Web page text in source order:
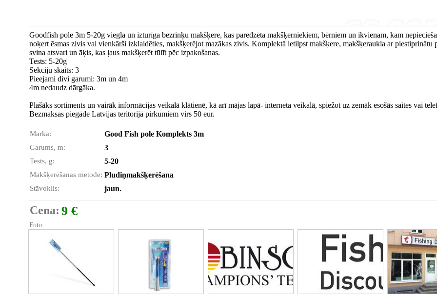
Goodfish pole 3m 5-20g viegla un izturīga bezrinķu makšķere, kas paredzēta makšķerniekiem, bērniem un ikvienam, kam
noķert ēsmas zivis vai vienkārši izklaidēties, makšķerējot mazākas zivis. Komplektā ietilpst makšķere, makšķeraukla ar piestiprinātu
svina atsvari un āķis, kas ļaus makšķerēt tūlīt pēc izpakošanas.
Tests: 5-20g
Sekciju skaits: 3
Pieejami divi garumi: 3m un 4m
4m nedaudz dārgāka.
Plašāks sortiments un vairāk informācijas veikalā klātienē, kā arī mājas lapā- interneta veikalā, spiežot uz zemāk esošās saites vai
Bezmaksas piegāde Latvijas teritorijā pirkumiem virs 50 eur.
Marka: Good Fish pole Komplekts 3m
Garums, m: 3
Tests, g: 5-20
Makšķerēšanas metode: Pludiņmakšķerēšana
Stāvoklis: jaun.
Cena: 9 €
Foto: